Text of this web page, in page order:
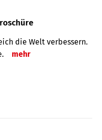
die Welt verbessern.
mehr